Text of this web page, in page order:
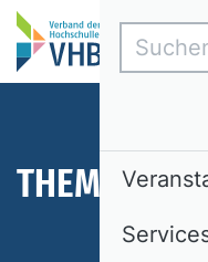
THEMEN
Suchen